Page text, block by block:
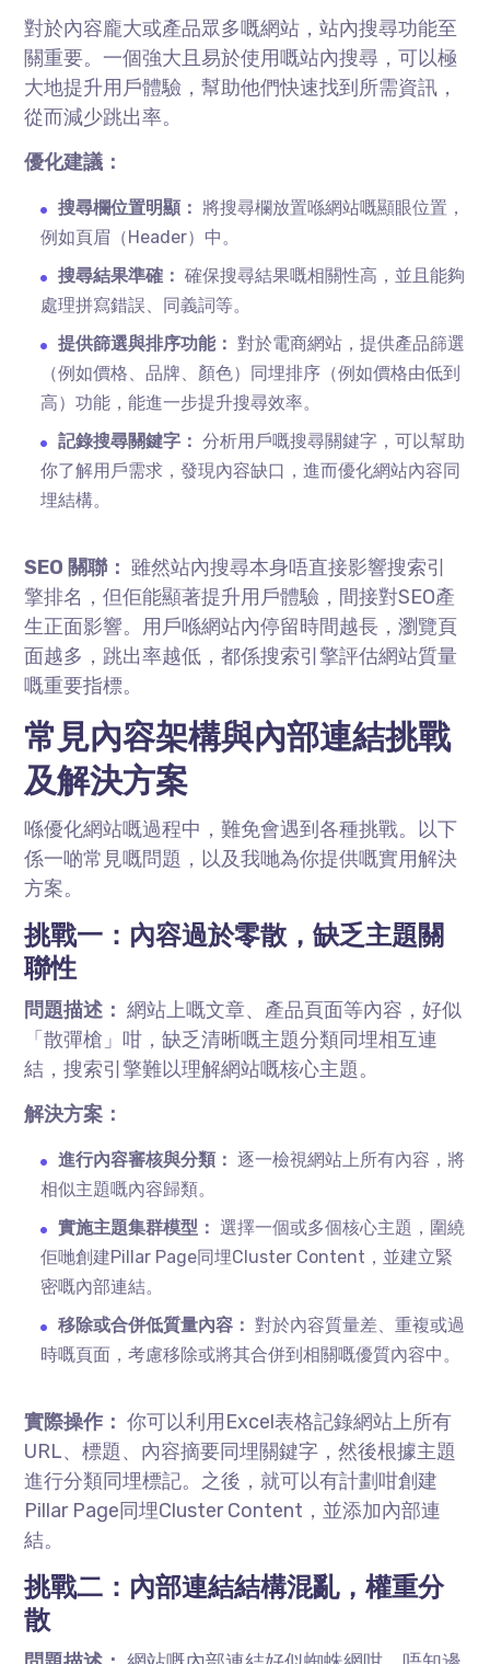
對於內容龐大或產品眾多嘅網站，站內搜尋功能至
關重要。一個強大且易於使用嘅站內搜尋，可以極
大地提升用戶體驗，幫助他們快速找到所需資訊，
從而減少跳出率。
優化建議：
搜尋欄位置明顯： 將搜尋欄放置喺網站嘅顯眼位置，
例如頁眉（Header）中。
搜尋結果準確： 確保搜尋結果嘅相關性高，並且能夠
處理拼寫錯誤、同義詞等。
提供篩選與排序功能： 對於電商網站，提供產品篩選
（例如價格、品牌、顏色）同埋排序（例如價格由低到
高）功能，能進一步提升搜尋效率。
記錄搜尋關鍵字： 分析用戶嘅搜尋關鍵字，可以幫助
你了解用戶需求，發現內容缺口，進而優化網站內容同
埋結構。
SEO 關聯： 雖然站內搜尋本身唔直接影響搜索引
擎排名，但佢能顯著提升用戶體驗，間接對SEO產
生正面影響。用戶喺網站內停留時間越長，瀏覽頁
面越多，跳出率越低，都係搜索引擎評估網站質量
嘅重要指標。
常見內容架構與內部連結挑戰
及解決方案
喺優化網站嘅過程中，難免會遇到各種挑戰。以下
係一啲常見嘅問題，以及我哋為你提供嘅實用解決
方案。
挑戰一：內容過於零散，缺乏主題關
聯性
問題描述： 網站上嘅文章、產品頁面等內容，好似
「散彈槍」咁，缺乏清晰嘅主題分類同埋相互連
結，搜索引擎難以理解網站嘅核心主題。
解決方案：
進行內容審核與分類： 逐一檢視網站上所有內容，將
相似主題嘅內容歸類。
實施主題集群模型： 選擇一個或多個核心主題，圍繞
佢哋創建Pillar Page同埋Cluster Content，並建立緊
密嘅內部連結。
移除或合併低質量內容： 對於內容質量差、重複或過
時嘅頁面，考慮移除或將其合併到相關嘅優質內容中。
實際操作： 你可以利用Excel表格記錄網站上所有
URL、標題、內容摘要同埋關鍵字，然後根據主題
進行分類同埋標記。之後，就可以有計劃咁創建
Pillar Page同埋Cluster Content，並添加內部連
結。
挑戰二：內部連結結構混亂，權重分
散